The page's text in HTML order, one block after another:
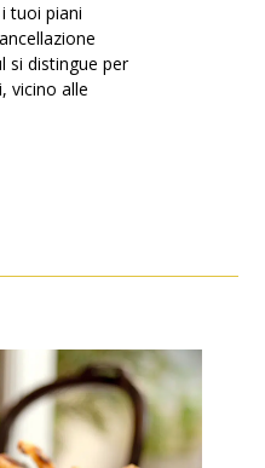
tuoi piani
si distingue per
vicino alle